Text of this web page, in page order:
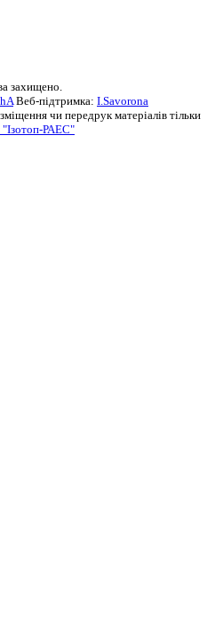
захищено.
Веб-підтримка: I.Savorona
чи передрук матеріалів тільки
РАЕС"